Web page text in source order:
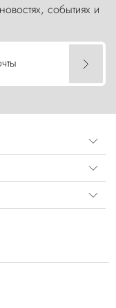
событиях и